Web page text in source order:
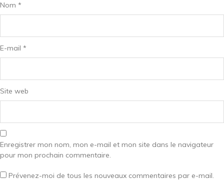
Nom *
E-mail *
Site web
Enregistrer mon nom, mon e-mail et mon site dans le navigateur
pour mon prochain commentaire.
Prévenez-moi de tous les nouveaux commentaires par e-mail.